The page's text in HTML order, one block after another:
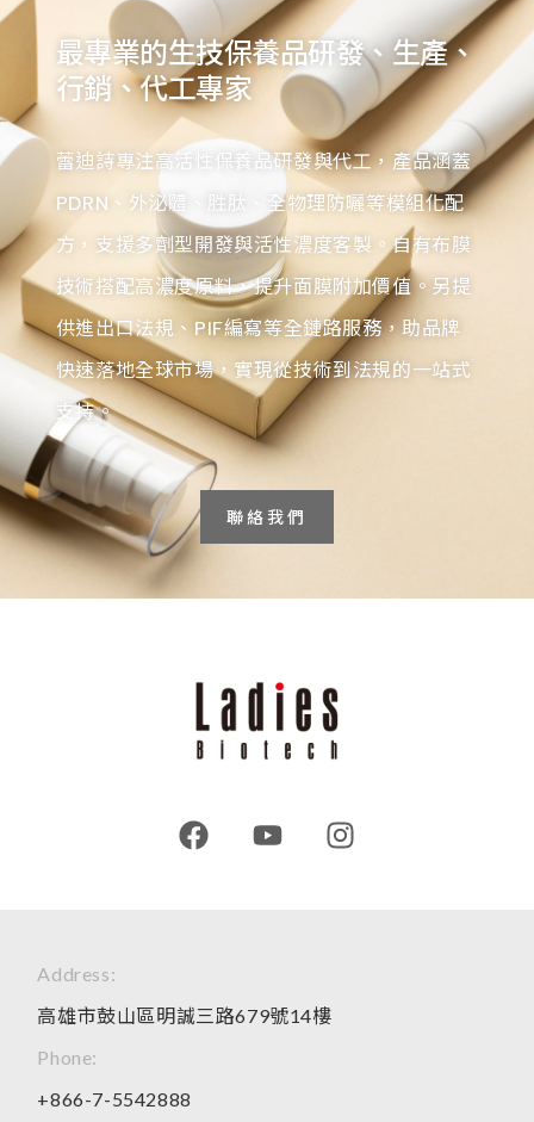
最專業的生技保養品研發、生產、
行銷、代工專家
蕾迪詩專注高活性保養品研發與代工，產品涵蓋
PDRN、外泌體、胜肽、全物理防曬等模組化配
方，支援多劑型開發與活性濃度客製。自有布膜
技術搭配高濃度原料，提升面膜附加價值。另提
供進出口法規、PIF編寫等全鏈路服務，助品牌
快速落地全球市場，實現從技術到法規的一站式
支持。
聯絡我們
Address:
高雄市鼓山區明誠三路679號14樓
Phone:
+866-7-5542888